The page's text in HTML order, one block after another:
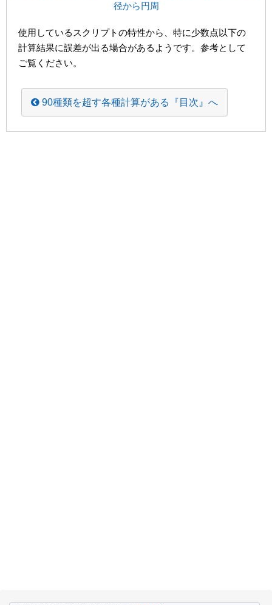
径から円周
使用しているスクリプトの特性から、特に少数点以下の
計算結果に誤差が出る場合があるようです。参考として
ご覧ください。
90種類を超す各種計算がある『目次』へ